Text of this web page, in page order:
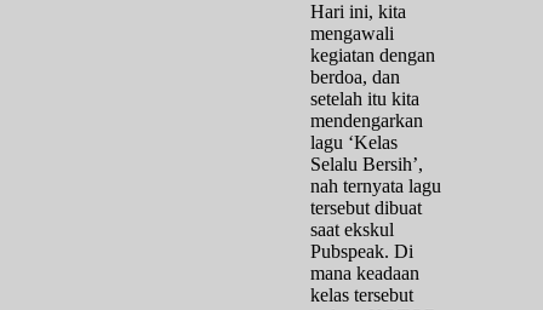
Hari ini, kita
mengawali
kegiatan dengan
berdoa, dan
setelah itu kita
mendengarkan
lagu ‘Kelas
Selalu Bersih’,
nah ternyata lagu
tersebut dibuat
saat ekskul
Pubspeak. Di
mana keadaan
kelas tersebut